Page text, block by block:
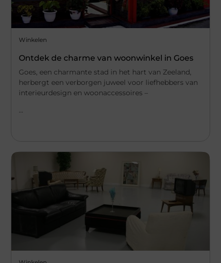
Winkelen
Ontdek de charme van woonwinkel in Goes
Goes, een charmante stad in het hart van Zeeland,
herbergt een verborgen juweel voor liefhebbers van
interieurdesign en woonaccessoires –
...